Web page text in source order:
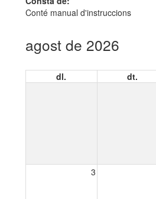
Conté manual d'instruccions
agost de 2026
dl. dt.
3